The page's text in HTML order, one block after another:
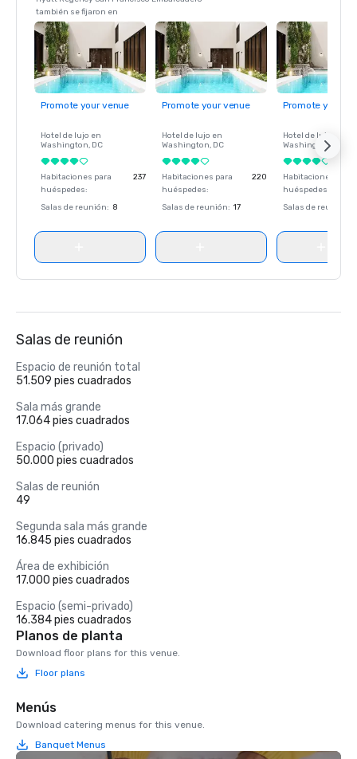
también se fijaron en
Promote your venue
Hotel de lujo en
Washington, DC
Habitaciones para
huéspedes:
237
Salas de reunión: 8
Promote your venue
Hotel de lujo en
Washington, DC
Habitaciones para
huéspedes:
220
Salas de reunión: 17
Promote your
Hotel de lujo en
Washington
Habitaciones para
huéspedes
Salas de reunión
Salas de reunión
Espacio de reunión total
51.509 pies cuadrados
Sala más grande
17.064 pies cuadrados
Espacio (privado)
50.000 pies cuadrados
Salas de reunión
49
Segunda sala más grande
16.845 pies cuadrados
Área de exhibición
17.000 pies cuadrados
Espacio (semi-privado)
16.384 pies cuadrados
Planos de planta
Download floor plans for this venue.
Floor plans
Menús
Download catering menus for this venue.
Banquet Menus